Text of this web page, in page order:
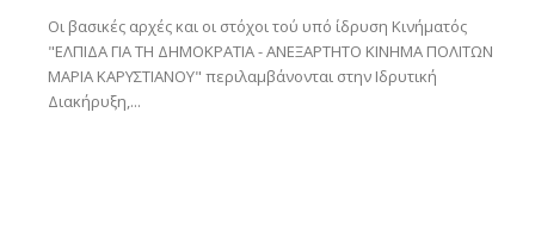
Οι βασικές αρχές και οι στόχοι τού υπό ίδρυση Κινήματός
"ΕΛΠΙΔΑ ΓΙΑ ΤΗ ΔΗΜΟΚΡΑΤΙΑ - ΑΝΕΞΑΡΤΗΤΟ ΚΙΝΗΜΑ ΠΟΛΙΤΩΝ
ΜΑΡΙΑ ΚΑΡΥΣΤΙΑΝΟΥ" περιλαμβάνονται στην Ιδρυτική
Διακήρυξη,...